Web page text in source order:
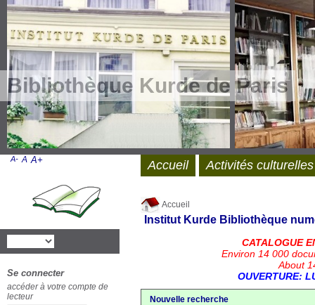
Bibliothèque Kurde de Paris
Accueil
Institut Kurde Bibliothèque
CATALOGUE
Environ 14 000
About
OUVERTURE:
Nouvelle recherche
Accueil Activités culturelles
A- A A+
Se connecter
accéder à votre compte de
lecteur